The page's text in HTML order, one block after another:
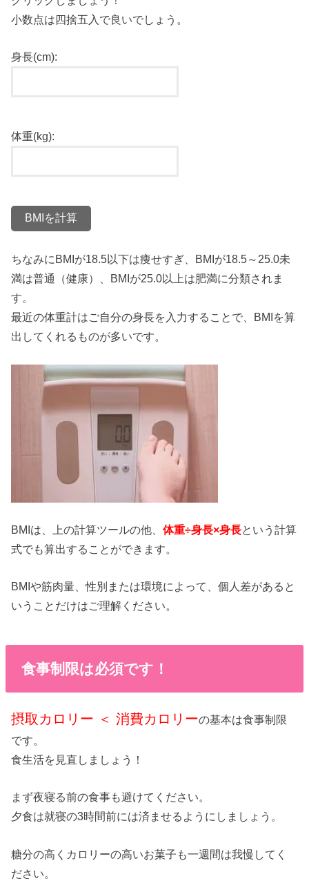
小数点は四捨五入で良いでしょう。
身長(cm):
体重(kg):
ちなみにBMIが18.5以下は痩せすぎ、BMIが18.5～25.0未
満は普通（健康）、BMIが25.0以上は肥満に分類されま
す。
最近の体重計はご自分の身長を入力することで、BMIを算
出してくれるものが多いです。
BMIは、上の計算ツールの他、体重÷身長×身長という計算
式でも算出することができます。
BMIや筋肉量、性別または環境によって、個人差があると
いうことだけはご理解ください。
食事制限は必須です！
摂取カロリー ＜ 消費カロリーの基本は食事制限
です。
食生活を見直しましょう！
まず夜寝る前の食事も避けてください。
夕食は就寝の3時間前には済ませるようにしましょう。
糖分の高くカロリーの高いお菓子も一週間は我慢してく
ださい。